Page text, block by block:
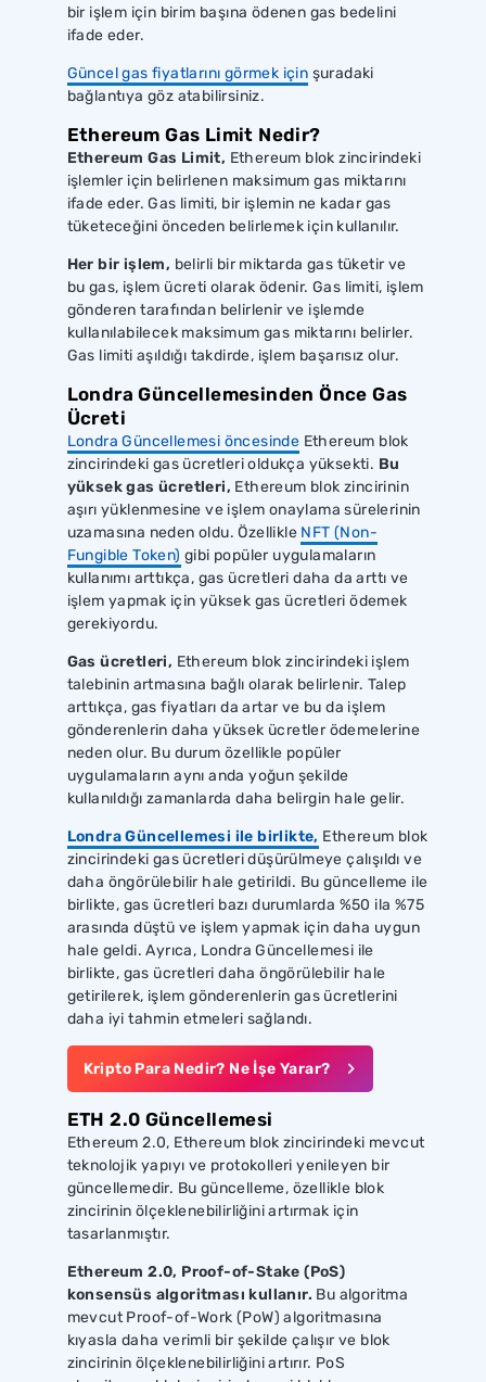
bir işlem için birim başına ödenen gas bedelini
ifade eder.
Güncel gas fiyatlarını görmek için şuradaki
bağlantıya göz atabilirsiniz.
Ethereum Gas Limit Nedir?
Ethereum Gas Limit, Ethereum blok zincirindeki
işlemler için belirlenen maksimum gas miktarını
ifade eder. Gas limiti, bir işlemin ne kadar gas
tüketeceğini önceden belirlemek için kullanılır.
Her bir işlem, belirli bir miktarda gas tüketir ve
bu gas, işlem ücreti olarak ödenir. Gas limiti, işlem
gönderen tarafından belirlenir ve işlemde
kullanılabilecek maksimum gas miktarını belirler.
Gas limiti aşıldığı takdirde, işlem başarısız olur.
Londra Güncellemesinden Önce Gas
Ücreti
Londra Güncellemesi öncesinde Ethereum blok
zincirindeki gas ücretleri oldukça yüksekti. Bu
yüksek gas ücretleri, Ethereum blok zincirinin
aşırı yüklenmesine ve işlem onaylama sürelerinin
uzamasına neden oldu. Özellikle NFT (Non-
Fungible Token) gibi popüler uygulamaların
kullanımı arttıkça, gas ücretleri daha da arttı ve
işlem yapmak için yüksek gas ücretleri ödemek
gerekiyordu.
Gas ücretleri, Ethereum blok zincirindeki işlem
talebinin artmasına bağlı olarak belirlenir. Talep
arttıkça, gas fiyatları da artar ve bu da işlem
gönderenlerin daha yüksek ücretler ödemelerine
neden olur. Bu durum özellikle popüler
uygulamaların aynı anda yoğun şekilde
kullanıldığı zamanlarda daha belirgin hale gelir.
Londra Güncellemesi ile birlikte, Ethereum blok
zincirindeki gas ücretleri düşürülmeye çalışıldı ve
daha öngörülebilir hale getirildi. Bu güncelleme ile
birlikte, gas ücretleri bazı durumlarda %50 ila %75
arasında düştü ve işlem yapmak için daha uygun
hale geldi. Ayrıca, Londra Güncellemesi ile
birlikte, gas ücretleri daha öngörülebilir hale
getirilerek, işlem gönderenlerin gas ücretlerini
daha iyi tahmin etmeleri sağlandı.
Kripto Para Nedir? Ne İşe Yarar?
ETH 2.0 Güncellemesi
Ethereum 2.0, Ethereum blok zincirindeki mevcut
teknolojik yapıyı ve protokolleri yenileyen bir
güncellemedir. Bu güncelleme, özellikle blok
zincirinin ölçeklenebilirliğini artırmak için
tasarlanmıştır.
Ethereum 2.0, Proof-of-Stake (PoS)
konsensüs algoritması kullanır. Bu algoritma
mevcut Proof-of-Work (PoW) algoritmasına
kıyasla daha verimli bir şekilde çalışır ve blok
zincirinin ölçeklenebilirliğini artırır. PoS